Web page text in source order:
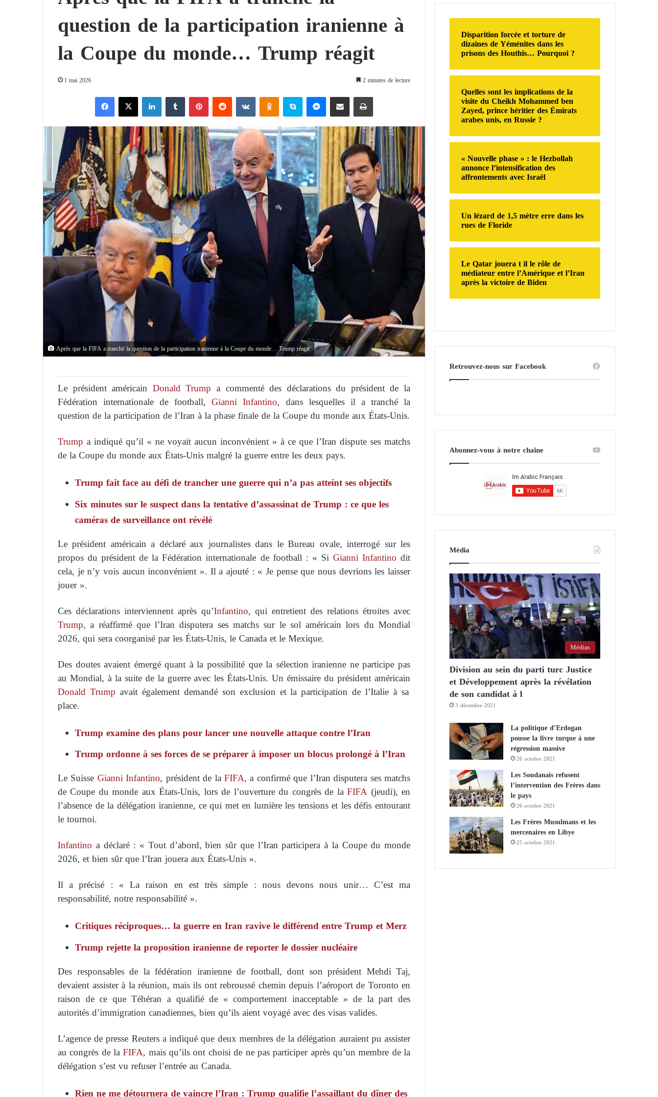
question de la participation iranienne à
la Coupe du monde… Trump réagit
1 mai 2026 2 minutes de lecture
X
Après que la FIFA a tranché la question de la participation iranienne à la Coupe du monde… Trump réagit
Le président américain Donald Trump a commenté des déclarations du président de la
Fédération internationale de football,Gianni Infantino, dans lesquelles il a tranché la
question de la participation de l’Iran à la phase finale de la Coupe du monde aux États-Unis.
Trump a indiqué qu’il « ne voyait aucun inconvénient » à ce que l’Iran dispute ses matchs
de la Coupe du monde aux États-Unis malgré la guerre entre les deux pays.
Trump fait face au défi de trancher une guerre qui n’a pas atteint ses objectifs
Six minutes sur le suspect dans la tentative d’assassinat de Trump : ce que les
caméras de surveillance ont révélé
Le président américain a déclaré aux journalistes dans le Bureau ovale, interrogé sur les
propos du président de la Fédération internationale de football : « Si Gianni Infantino dit
cela, je n’y vois aucun inconvénient ». Il a ajouté : « Je pense que nous devrions les laisser
jouer ».
Ces déclarations interviennent après qu’Infantino, qui entretient des relations étroites avec
Trump, a réaffirmé que l’Iran disputera ses matchs sur le sol américain lors du Mondial
2026, qui sera coorganisé par les États-Unis, le Canada et le Mexique.
Des doutes avaient émergé quant à la possibilité que la sélection iranienne ne participe pas
au Mondial, à la suite de la guerre avec les États-Unis. Un émissaire du président américain
Donald Trump avait également demandé son exclusion et la participation de l’Italie à sa
place.
Trump examine des plans pour lancer une nouvelle attaque contre l’Iran
Trump ordonne à ses forces de se préparer à imposer un blocus prolongé à l’Iran
Le Suisse Gianni Infantino, président de laFIFA, a confirmé que l’Iran disputera ses matchs
de Coupe du monde aux États-Unis, lors de l’ouverture du congrès de laFIFA (jeudi), en
l’absence de la délégation iranienne, ce qui met en lumière les tensions et les défis entourant
le tournoi.
Infantino a déclaré : « Tout d’abord, bien sûr que l’Iran participera à la Coupe du monde
2026, et bien sûr que l’Iran jouera aux États-Unis ».
Il a précisé : « La raison en est très simple : nous devons nous unir… C’est ma
responsabilité, notre responsabilité ».
Critiques réciproques… la guerre en Iran ravive le différend entre Trump et Merz
Trump rejette la proposition iranienne de reporter le dossier nucléaire
Des responsables de la fédération iranienne de football, dont son président Mehdi Taj,
devaient assister à la réunion, mais ils ont rebroussé chemin depuis l’aéroport de Toronto en
raison de ce que Téhéran a qualifié de « comportement inacceptable » de la part des
autorités d’immigration canadiennes, bien qu’ils aient voyagé avec des visas valides.
L’agence de presse Reuters a indiqué que deux membres de la délégation auraient pu assister
au congrès de laFIFA, mais qu’ils ont choisi de ne pas participer après qu’un membre de la
délégation s’est vu refuser l’entrée au Canada.
Rien ne me détournera de vaincre l’Iran : Trump qualifie l’assaillant du dîner des
c
h
e
r
:
Disparition forcée et torture de
dizaines de Yéménites dans les
prisons des Houthis… Pourquoi ?
Quelles sont les implications de la
visite du Cheikh Mohammed ben
Zayed, prince héritier des Émirats
arabes unis, en Russie ?
« Nouvelle phase » : le Hezbollah
annonce l’intensification des
affrontements avec Israël
Un lézard de 1,5 mètre erre dans les
rues de Floride
Le Qatar jouera t il le rôle de
médiateur entre l’Amérique et l’Iran
après la victoire de Biden
Retrouvez-nous sur Facebook
Abonnez-vous à notre chaîne
Média
Médias
Division au sein du parti turc Justice
et Développement après la révélation
de son candidat à l
3 décembre 2021
La politique d’Erdogan
pousse la livre turque à une
régression massive
26 octobre 2021
Les Soudanais refusent
l’intervention des Frères dans
le pays
26 octobre 2021
Les Frères Musulmans et les
mercenaires en Libye
25 octobre 2021